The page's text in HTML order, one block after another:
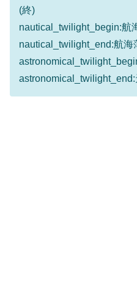
(終)
nautical_twilight_begin:航
nautical_twilight_end:航海